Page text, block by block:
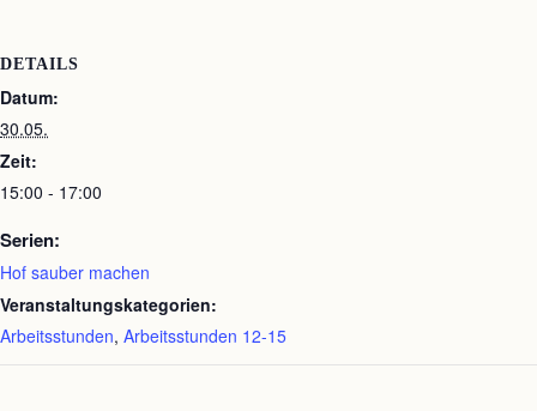
DETAILS
Datum:
30.05.
Zeit:
15:00 - 17:00
Serien:
Hof sauber machen
Veranstaltungskategorien:
Arbeitsstunden, Arbeitsstunden 12-15